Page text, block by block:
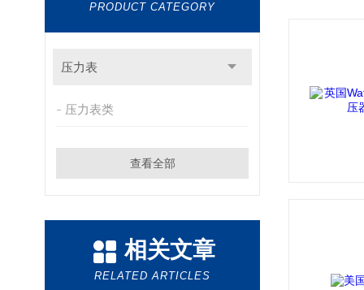
PRODUCT CATEGORY
压力表
压力表类
查看全部
相关文章
RELATED ARTICLES